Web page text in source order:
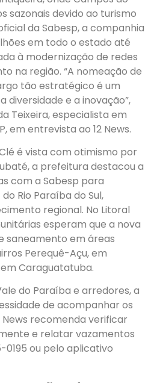
sazonais devido ao turismo
da Sabesp, a companhia
em todo o estado até
à modernização de redes
na região. “A nomeação de
tão estratégico é um
e a inovação”,
Teixeira, especialista em
em entrevista ao 12 News.
é vista com otimismo por
a prefeitura destacou a
com a Sabesp para
Rio Paraíba do Sul,
regional. No Litoral
esperam que a nova
saneamento em áreas
Perequê-Açu, em
Caraguatatuba.
do Paraíba e arredores, a
de acompanhar os
News recomenda verificar
e relatar vazamentos
ou pelo aplicativo